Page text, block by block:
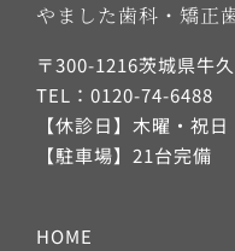
やました歯科・矯正
〒300-1216茨城県牛
TEL：0120-74-6488
【休診日】木曜・祝日
【駐車場】21台完備
HOME